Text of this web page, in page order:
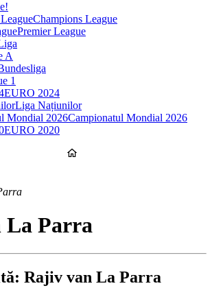
Champions League
Premier League
A
1
EURO 2024
Liga Națiunilor
Campionatul Mondial 2026
EURO 2020
La Parra
Rajiv van La Parra